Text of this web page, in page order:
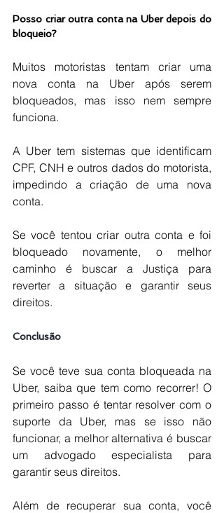
Posso criar outra conta na Uber depois do
bloqueio?
Muitos motoristas tentam criar uma
nova conta na Uber após serem
bloqueados, mas isso nem sempre
funciona.
A Uber tem sistemas que identificam
CPF, CNH e outros dados do motorista,
impedindo a criação de uma nova
conta.
Se você tentou criar outra conta e foi
bloqueado novamente, o melhor
caminho é buscar a Justiça para
reverter a situação e garantir seus
direitos.
Conclusão
Se você teve sua conta bloqueada na
Uber, saiba que tem como recorrer! O
primeiro passo é tentar resolver com o
suporte da Uber, mas se isso não
funcionar, a melhor alternativa é buscar
um advogado especialista para
garantir seus direitos.
Além de recuperar sua conta, você